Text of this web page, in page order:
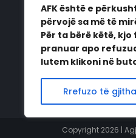
AFK është e
përvojë sa më të
Për ta bërë këtë, kjo
pranuar apo
lutem klikoni në
Rrefuzo të gjitha
Orari i punës:
E hënë - E
08:00 - 16:00
Copyright 2026 |